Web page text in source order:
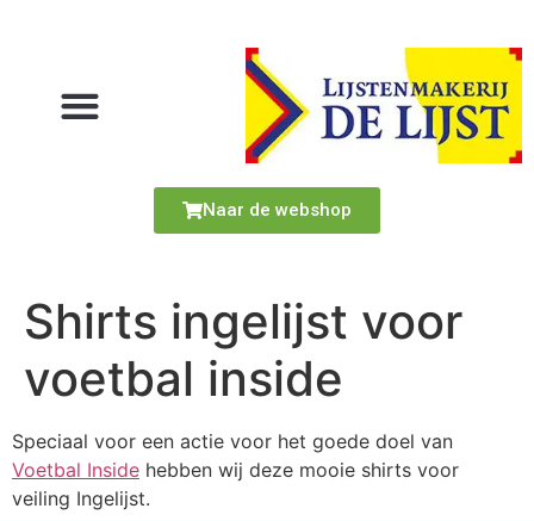
Naar de webshop
Shirts ingelijst voor
voetbal inside
Speciaal voor een actie voor het goede doel van
Voetbal Inside hebben wij deze mooie shirts voor
veiling Ingelijst.